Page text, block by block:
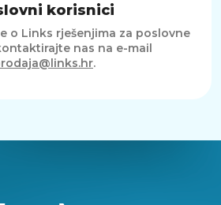
korisnici
o Links rješenjima za poslovne
nas na e-mail
.